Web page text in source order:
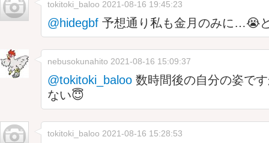
tokitoki_baloo 2021-08-16 19:45:23
@hidegbf 予想通り私も金月のみに…😭
nebusokunahito 2021-08-16 15:09:37
@tokitoki_baloo 数時間後の自分の姿で
ない😇
tokitoki_baloo 2021-08-16 15:28:53